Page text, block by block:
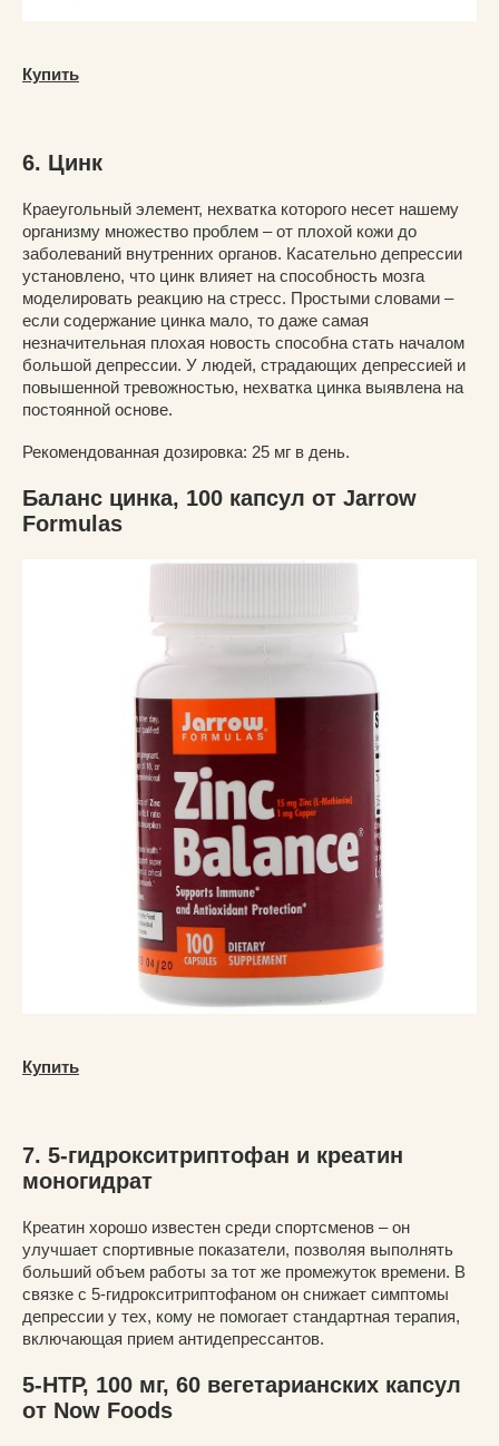
Купить
6. Цинк
Краеугольный элемент, нехватка которого несет нашему
организму множество проблем – от плохой кожи до
заболеваний внутренних органов. Касательно депрессии
установлено, что цинк влияет на способность мозга
моделировать реакцию на стресс. Простыми словами –
если содержание цинка мало, то даже самая
незначительная плохая новость способна стать началом
большой депрессии. У людей, страдающих депрессией и
повышенной тревожностью, нехватка цинка выявлена на
постоянной основе.
Рекомендованная дозировка: 25 мг в день.
Баланс цинка, 100 капсул от Jarrow
Formulas
Купить
7. 5-гидрокситриптофан и креатин
моногидрат
Креатин хорошо известен среди спортсменов – он
улучшает спортивные показатели, позволяя выполнять
больший объем работы за тот же промежуток времени. В
связке с 5-гидрокситриптофаном он снижает симптомы
депрессии у тех, кому не помогает стандартная терапия,
включающая прием антидепрессантов.
5-HTP, 100 мг, 60 вегетарианских капсул
от Now Foods